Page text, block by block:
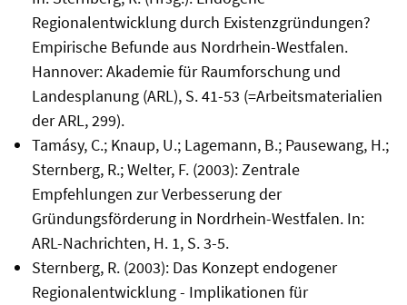
Regionalentwicklung durch Existenzgründungen?
Empirische Befunde aus Nordrhein-Westfalen.
Hannover: Akademie für Raumforschung und
Landesplanung (ARL), S. 41-53 (=Arbeitsmaterialien
der ARL, 299).
Tamásy, C.; Knaup, U.; Lagemann, B.; Pausewang, H.;
Sternberg, R.; Welter, F. (2003): Zentrale
Empfehlungen zur Verbesserung der
Gründungsförderung in Nordrhein-Westfalen. In:
ARL-Nachrichten, H. 1, S. 3-5.
Sternberg, R. (2003): Das Konzept endogener
Regionalentwicklung - Implikationen für